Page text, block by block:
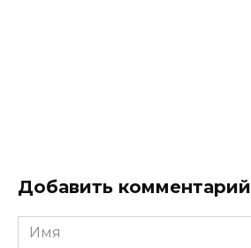
Добавить комментарий
Имя